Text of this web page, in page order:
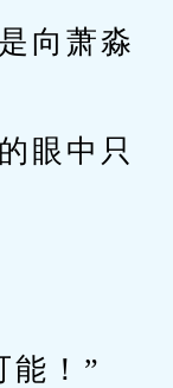
向萧淼
眼中只
！”